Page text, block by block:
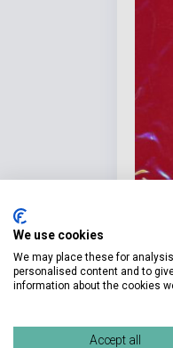
We use cookies
We may place these for
personalised content and to
information about the cookies
Accept all